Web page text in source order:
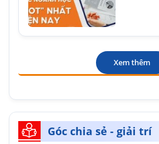
Xem thêm
Góc chia sẻ - giải trí